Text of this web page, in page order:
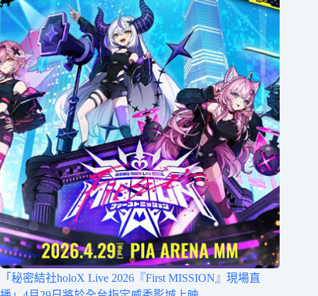
「秘密結社holoX Live 2026『First MISSION』現場直